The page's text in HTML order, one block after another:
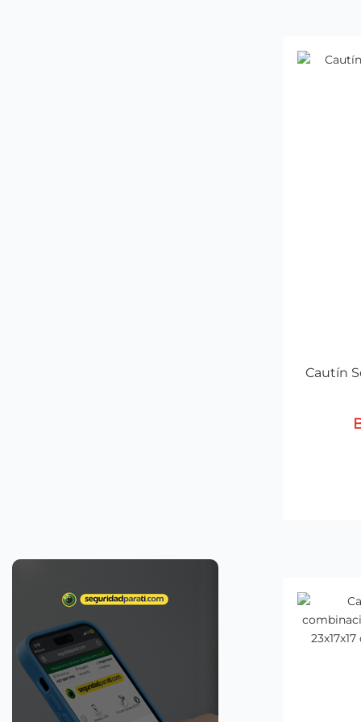
Cautín